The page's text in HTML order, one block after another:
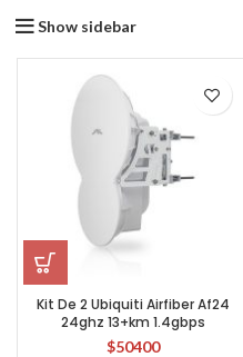
Show sidebar
Kit De 2 Ubiquiti Airfiber Af24
24ghz 13+km 1.4gbps
$50400